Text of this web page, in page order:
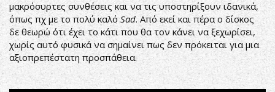
μακρόσυρτες συνθέσεις και να τις υποστηρίξουν ιδανικά,
όπως πχ με το πολύ καλόSad. Από εκεί και πέρα ο δίσκος
δε θεωρώ ότι έχει το κάτι που θα τον κάνει να ξεχωρίσει,
χωρίς αυτό φυσικά να σημαίνει πως δεν πρόκειται για μια
αξιοπρεπέστατη προσπάθεια.